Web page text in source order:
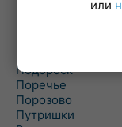
Погородно
Пограничный
Подлабенье
Подольцы
Подороск
Поречье
Порозово
Путришки
или